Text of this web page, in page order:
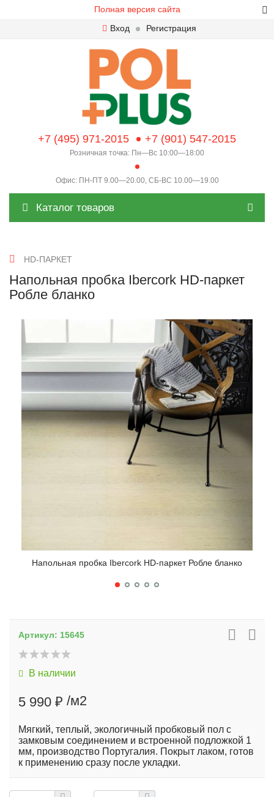
Полная версия сайта
Вход
Регистрация
+7 (495) 971-2015 +7 (901) 547-2015
Розничная точка: Пн—Вс 10:00—18:00
Офис: ПН-ПТ 9.00—20.00, СБ-ВС 10.00—19.00
Каталог товаров
HD-ПАРКЕТ
Напольная пробка Ibercork HD-паркет
Робле бланко
Напольная пробка Ibercork HD-паркет Робле бланко
Артикул: 15645
В наличии
5 990 ₽ /м2
Мягкий, теплый, экологичный пробковый пол с
замковым соединением и встроенной подложкой 1
мм, производство Португалия. Покрыт лаком, готов
к применению сразу после укладки.